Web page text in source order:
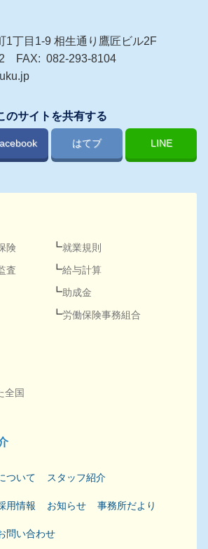
1丁目1-9 相生通り鷹匠ビル2F
FAX
082-293-8104
のサイトを共有する
はてブ LINE
険
査
就業規則
給与計算
助成金
労働保険事務組合
全国
ついて スタッフ紹介
用情報 お知らせ 事務所だより
問い合わせ